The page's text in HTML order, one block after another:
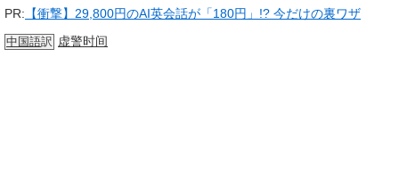
PR: 【衝撃】29,800円のAI英会話が「180円」!? 今だけの裏ワザ
中国語訳 虚警时间